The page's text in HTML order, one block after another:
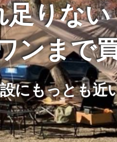
りな
ンまで
にもっとも